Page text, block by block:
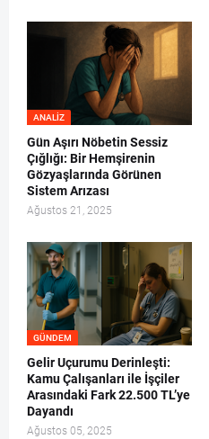
ANALIZ
Gün Aşırı Nöbetin Sessiz
Çığlığı: Bir Hemşirenin
Gözyaşlarında Görünen
Sistem Arızası
Ağustos 21, 2025
GÜNDEM
Gelir Uçurumu Derinleşti:
Kamu Çalışanları ile İşçiler
Arasındaki Fark 22.500 TL’ye
Dayandı
Ağustos 05, 2025